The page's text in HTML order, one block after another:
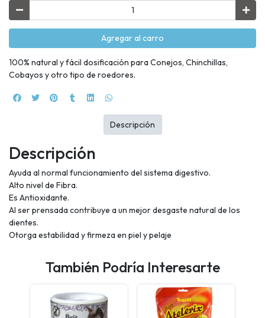
Agregar al carro
100% natural y fácil dosificación para Conejos, Chinchillas,
Cobayos y otro tipo de roedores.
Descripción
Ayuda al normal funcionamiento del sistema digestivo.
Alto nivel de Fibra.
Es Antioxidante.
Al ser prensada contribuye a un mejor desgaste natural de los
dientes.
Otorga estabilidad y firmeza en piel y pelaje
Descripción
También Podría Interesarte